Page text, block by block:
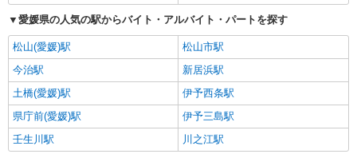
愛媛県の人気の駅からバイト・アルバイト・パートを探す
松山(愛媛)駅
松山市駅
今治駅
新居浜駅
土橋(愛媛)駅
伊予西条駅
県庁前(愛媛)駅
伊予三島駅
壬生川駅
川之江駅